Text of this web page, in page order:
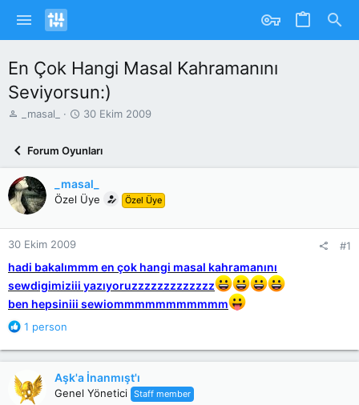
En Çok Hangi Masal Kahramanını
Seviyorsun:)
y
u
b
a
ş
t
a
n
_masal_
B
l
a
n
g
ç
r
i
h
30 Ekim 2009
Forum Oyunları
_masal_
Özel Üye Özel Üye
30 Ekim 2009 #1
hadi bakalımmm en çok hangi masal kahramanını
sewdigimiziii yazıyoruzzzzzzzzzzzzz
ben hepsiniii sewiommmmmmmmmmm
R
a
t
i
1 person
Aşk'a İnanmışt'ı
Genel Yönetici Staff member